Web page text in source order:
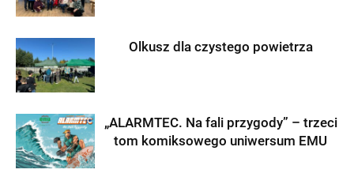
Olkusz dla czystego powietrza
„ALARMTEC. Na fali przygody” – trzeci
tom komiksowego uniwersum EMU